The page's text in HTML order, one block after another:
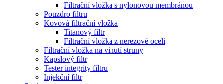
Filtrační vložka s nylonovou membránou
Pouzdro filtru
Kovová filtrační vložka
Titanový filtr
Filtrační vložka z nerezové oceli
Filtrační vložka na vinutí struny
Kapslový filtr
Tester integrity filtru
Injekční filtr